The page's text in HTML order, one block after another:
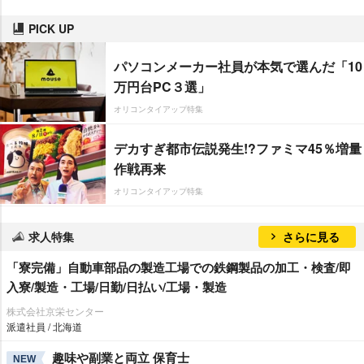
PICK UP
パソコンメーカー社員が本気で選んだ「10
万円台PC３選」
オリコンタイアップ特集
デカすぎ都市伝説発生!?ファミマ45％増量
作戦再来
オリコンタイアップ特集
求人特集 さらに見る
「寮完備」自動車部品の製造工場での鉄鋼製品の加工・検査/即
入寮/製造・工場/日勤/日払い/工場・製造
株式会社京栄センター
派遣社員 / 北海道
NEW 趣味や副業と両立 保育士